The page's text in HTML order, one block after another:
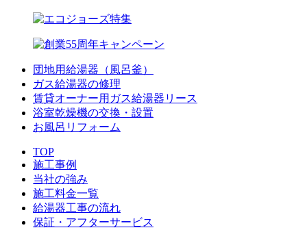
団地用給湯器（風呂釜）
ガス給湯器の修理
賃貸オーナー用ガス給湯器リース
浴室乾燥機の交換・設置
お風呂リフォーム
TOP
施工事例
当社の強み
施工料金一覧
給湯器工事の流れ
保証・アフターサービス